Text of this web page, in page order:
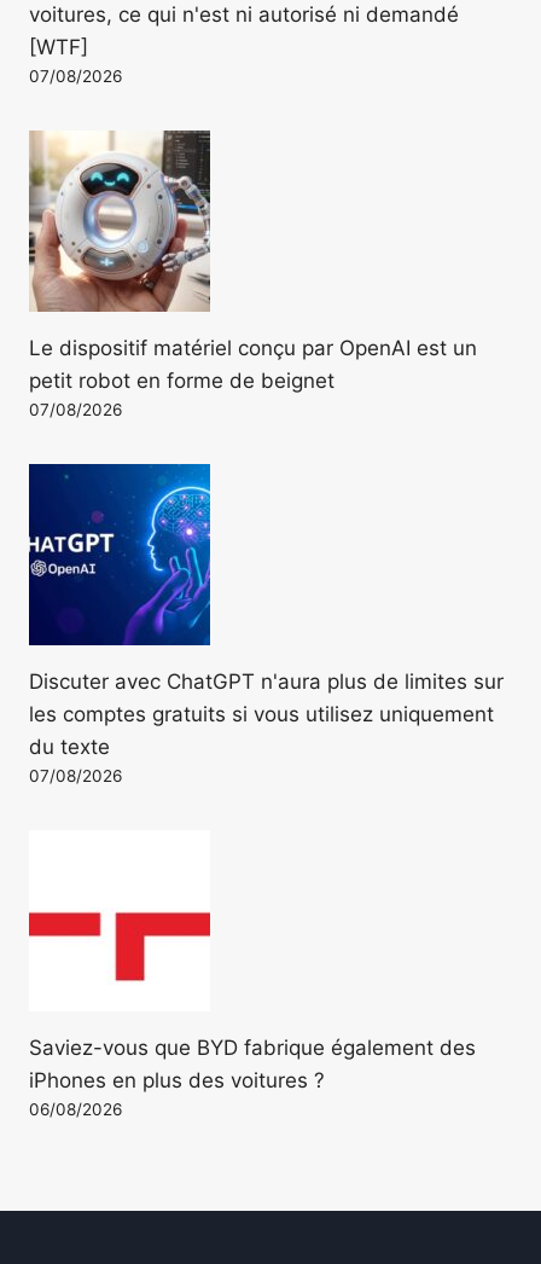
voitures, ce qui n'est ni autorisé ni demandé
[WTF]
07/08/2026
Le dispositif matériel conçu par OpenAI est un
petit robot en forme de beignet
07/08/2026
Discuter avec ChatGPT n'aura plus de limites sur
les comptes gratuits si vous utilisez uniquement
du texte
07/08/2026
Saviez-vous que BYD fabrique également des
iPhones en plus des voitures ?
06/08/2026